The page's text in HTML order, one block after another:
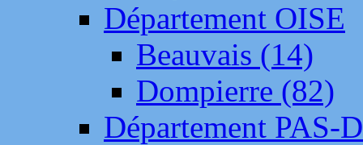
Département OISE
Beauvais (14)
Dompierre (82)
Département PAS-